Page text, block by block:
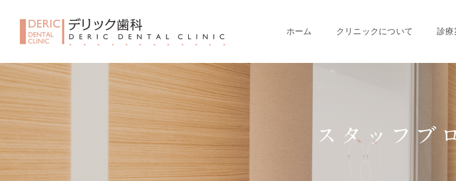
ホーム クリニックについて 診療
成人のため
小児歯科
スタッフブ